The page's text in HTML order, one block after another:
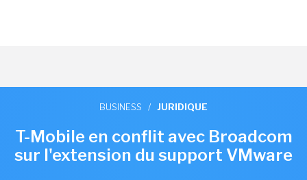
BUSINESS / JURIDIQUE
T-Mobile en conflit avec Broadcom
sur l'extension du support VMware